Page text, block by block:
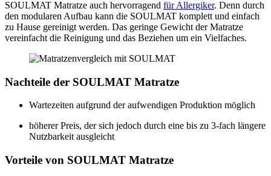
SOULMAT Matratze auch hervorragend für Allergiker. Denn durch
den modularen Aufbau kann die SOULMAT komplett und einfach
zu Hause gereinigt werden. Das geringe Gewicht der Matratze
vereinfacht die Reinigung und das Beziehen um ein Vielfaches.
Nachteile der SOULMAT Matratze
Wartezeiten aufgrund der aufwendigen Produktion möglich
höherer Preis, der sich jedoch durch eine bis zu 3-fach längere
Nutzbarkeit ausgleicht
Vorteile von SOULMAT Matratze